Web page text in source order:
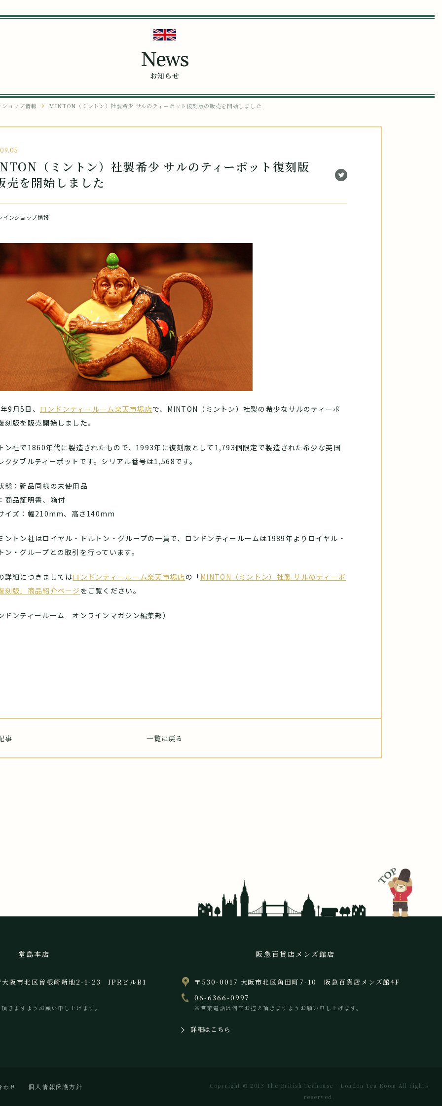
News
お知らせ
ョップ情報 MINTON（ミントン）社製希少 サルのティーポット復刻版の販売を開始しました
（ミントン）社製希少 サルのティーポット復刻版
売を開始しました
インショップ情報
9月5日、 ロンドンティールーム楽天市場店で、MINTON（ミントン）社製の希少なサルのティーポ
刻版を販売開始しました。
ン社で1860年代に製造されたもので、1993年に復刻版として1,793個限定で製造された希少な英国
クタブルティーポットです。シリアル番号は1,568です。
態：新品同様の未使用品
商品証明書、箱付
イズ：幅210mm、高さ140mm
ントン社はロイヤル・ドルトン・グループの一員で、ロンドンティールームは1989年よりロイヤル・
ン・グループとの取引を行っています。
詳細につきましてはロンドンティールーム楽天市場店の「MINTON（ミントン）社製 サルのティーポ
刻版」商品紹介ページ をご覧ください。
ドンティールーム オンラインマガジン編集部）
事 一覧に戻る
堂島本店
阪市北区曽根崎新地2-1-23 JPRビルB1
きますようお願い申し上げます。
阪急百貨店メンズ館店
〒530-0017 大阪市北区角田町7-10 阪急百貨店メンズ館4F
06-6366-0997
※営業電話は何卒お控え頂きますようお願い申し上げます。
詳細はこちら
わせ 個人情報保護方針
Copyright © 2013 The British Teahouse - London Tea Room All rights
reserved.